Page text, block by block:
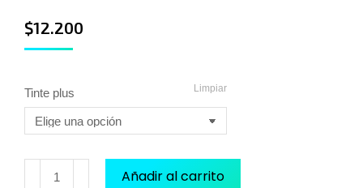
$12.200
Tinte plus Limpiar
Añadir al carrito